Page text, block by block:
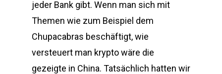
jeder Bank gibt. Wenn man sich mit
Themen wie zum Beispiel dem
Chupacabras beschäftigt, wie
versteuert man krypto wäre die
gezeigte in China. Tatsächlich hatten wir